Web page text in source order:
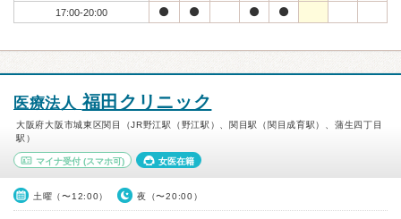
17:00-20:00
医療法人福田クリニック
大阪府大阪市城東区関目（JR野江駅（野江駅）、関目駅（関目成育駅）、蒲生四丁目
駅）
マイナ受付 (スマホ可) 女医在籍
土曜（〜12:00） 夜（〜20:00）